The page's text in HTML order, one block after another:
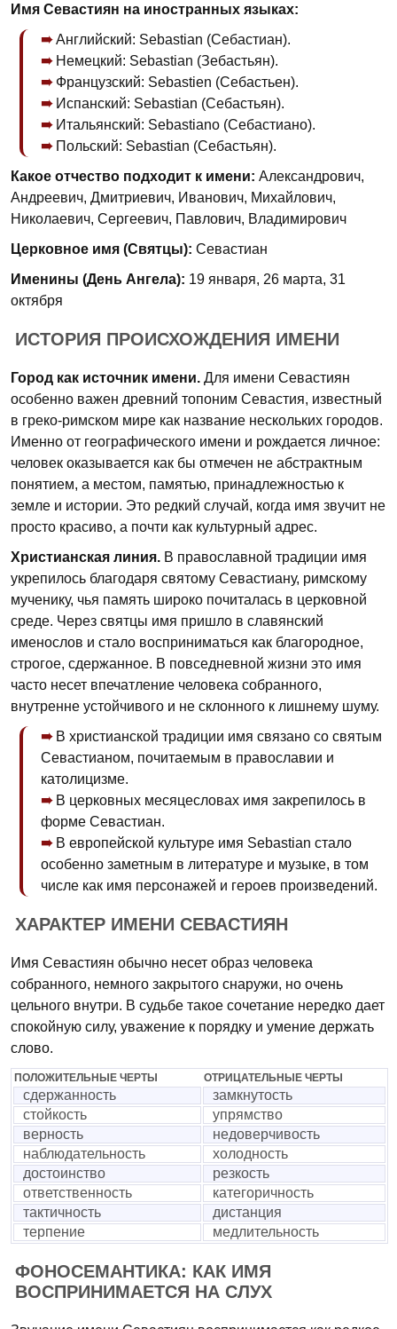
Имя Севастиян на иностранных языках:
Английский: Sebastian (Себастиан).
Немецкий: Sebastian (Зебастьян).
Французский: Sebastien (Себастьен).
Испанский: Sebastian (Себастьян).
Итальянский: Sebastiano (Себастиано).
Польский: Sebastian (Себастьян).
Какое отчество подходит к имени: Александрович,
Андреевич, Дмитриевич, Иванович, Михайлович,
Николаевич, Сергеевич, Павлович, Владимирович
Церковное имя (Святцы): Севастиан
Именины (День Ангела): 19 января, 26 марта, 31
октября
ИСТОРИЯ ПРОИСХОЖДЕНИЯ ИМЕНИ
Город как источник имени. Для имени Севастиян
особенно важен древний топоним Севастия, известный
в греко-римском мире как название нескольких городов.
Именно от географического имени и рождается личное:
человек оказывается как бы отмечен не абстрактным
понятием, а местом, памятью, принадлежностью к
земле и истории. Это редкий случай, когда имя звучит не
просто красиво, а почти как культурный адрес.
Христианская линия. В православной традиции имя
укрепилось благодаря святому Севастиану, римскому
мученику, чья память широко почиталась в церковной
среде. Через святцы имя пришло в славянский
именослов и стало восприниматься как благородное,
строгое, сдержанное. В повседневной жизни это имя
часто несет впечатление человека собранного,
внутренне устойчивого и не склонного к лишнему шуму.
В христианской традиции имя связано со святым
Севастианом, почитаемым в православии и
католицизме.
В церковных месяцесловах имя закрепилось в
форме Севастиан.
В европейской культуре имя Sebastian стало
особенно заметным в литературе и музыке, в том
числе как имя персонажей и героев произведений.
ХАРАКТЕР ИМЕНИ СЕВАСТИЯН
Имя Севастиян обычно несет образ человека
собранного, немного закрытого снаружи, но очень
цельного внутри. В судьбе такое сочетание нередко дает
спокойную силу, уважение к порядку и умение держать
слово.
ПОЛОЖИТЕЛЬНЫЕ ЧЕРТЫ ОТРИЦАТЕЛЬНЫЕ ЧЕРТЫ
сдержанность
замкнутость
стойкость
упрямство
верность
недоверчивость
наблюдательность
холодность
достоинство
резкость
ответственность
категоричность
тактичность
дистанция
терпение
медлительность
ФОНОСЕМАНТИКА: КАК ИМЯ
ВОСПРИНИМАЕТСЯ НА СЛУХ